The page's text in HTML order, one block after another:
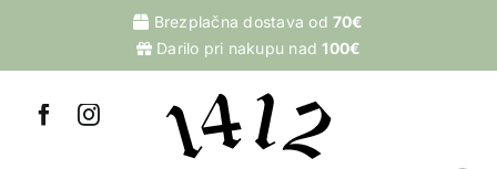
content
Brezplačna dostava od70€
Darilo pri nakupu nad100€